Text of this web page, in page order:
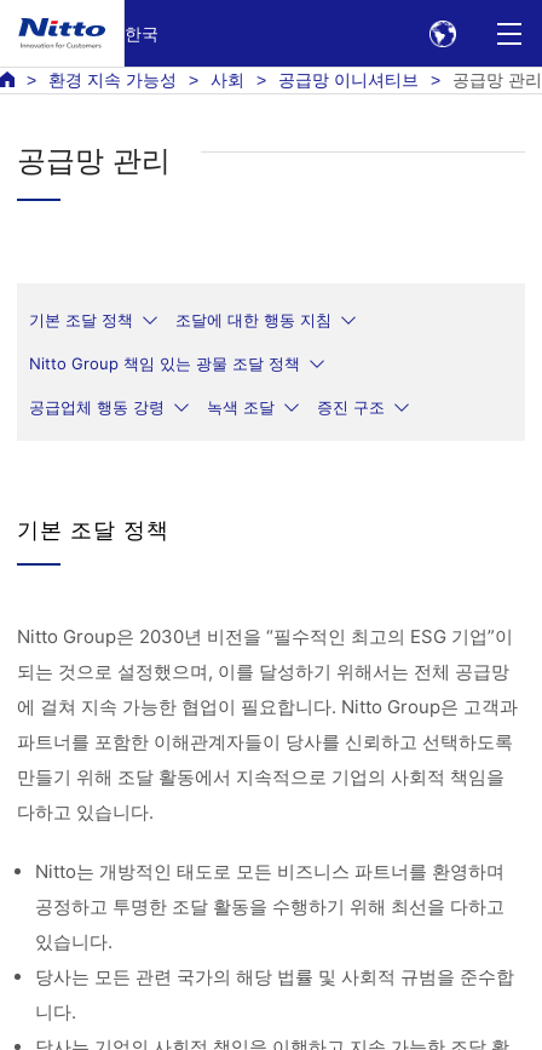
한국
환경 지속 가능성 사회 공급망 이니셔티브 공급망 관리
공급망 관리
기본 조달 정책 조달에 대한 행동 지침
Nitto Group 책임 있는 광물 조달 정책
공급업체 행동 강령 녹색 조달 증진 구조
기본 조달 정책
Nitto Group은 2030년 비전을 “필수적인 최고의 ESG 기업”이
되는 것으로 설정했으며, 이를 달성하기 위해서는 전체 공급망
에 걸쳐 지속 가능한 협업이 필요합니다. Nitto Group은 고객과
파트너를 포함한 이해관계자들이 당사를 신뢰하고 선택하도록
만들기 위해 조달 활동에서 지속적으로 기업의 사회적 책임을
다하고 있습니다.
Nitto는 개방적인 태도로 모든 비즈니스 파트너를 환영하며
공정하고 투명한 조달 활동을 수행하기 위해 최선을 다하고
있습니다.
당사는 모든 관련 국가의 해당 법률 및 사회적 규범을 준수합
니다.